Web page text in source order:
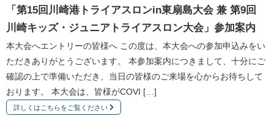
「第15回川崎港トライアスロンin東扇島大会 兼 第9回
川崎キッズ・ジュニアトライアスロン大会」参加案内
本大会へエントリーの皆様へ この度は、本大会への参加申込みをい
ただきありがとうございます。 本参加案内につきまして、十分にご
確認の上で準備いただき、当日の皆様のご来場を心からお待ちして
おります。 本大会は、皆様がCOVI […]
詳しくはこちらをご覧ください